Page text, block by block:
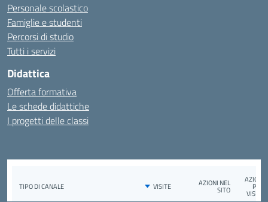
Personale scolastico
Famiglie e studenti
Percorsi di studio
Tutti i servizi
Didattica
Offerta formativa
Le schede didattiche
I progetti delle classi